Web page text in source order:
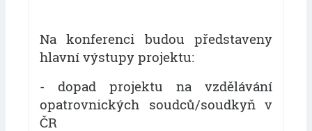
Na konferenci budou představeny
hlavní výstupy projektu:
- dopad projektu na vzdělávání
opatrovnických soudců/soudkyň v
ČR